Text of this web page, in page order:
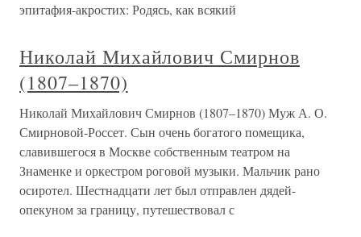
эпитафия-акростих: Родясь, как всякий
Николай Михайлович Смирнов
(1807–1870)
Николай Михайлович Смирнов (1807–1870) Муж А. О.
Смирновой-Россет. Сын очень богатого помещика,
славившегося в Москве собственным театром на
Знаменке и оркестром роговой музыки. Мальчик рано
осиротел. Шестнадцати лет был отправлен дядей-
опекуном за границу, путешествовал с